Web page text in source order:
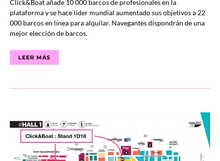
Click&Boat añade 10 000 barcos de profesionales en la
plataforma y se hace líder mundial aumentado sus objetivos a 22
000 barcos en línea para alquilar. Navegantes dispondrán de una
mejor elección de barcos.
LEER MÁS